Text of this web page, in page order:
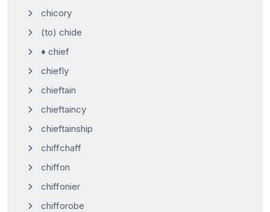
chicory
(to) chide
♦ chief
chiefly
chieftain
chieftaincy
chieftainship
chiffchaff
chiffon
chiffonier
chifforobe